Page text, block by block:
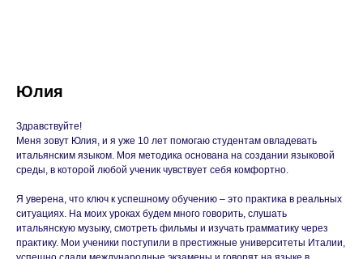
Юлия
Здравствуйте!
Меня зовут Юлия, и я уже 10 лет помогаю студентам овладевать
итальянским языком. Моя методика основана на создании языковой
среды, в которой любой ученик чувствует себя комфортно.
Я уверена, что ключ к успешному обучению – это практика в реальных
ситуациях. На моих уроках будем много говорить, слушать
итальянскую музыку, смотреть фильмы и изучать грамматику через
практику. Мои ученики поступили в престижные университеты Италии,